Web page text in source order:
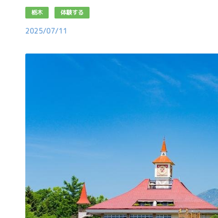
栃木 体験する
2025/07/11